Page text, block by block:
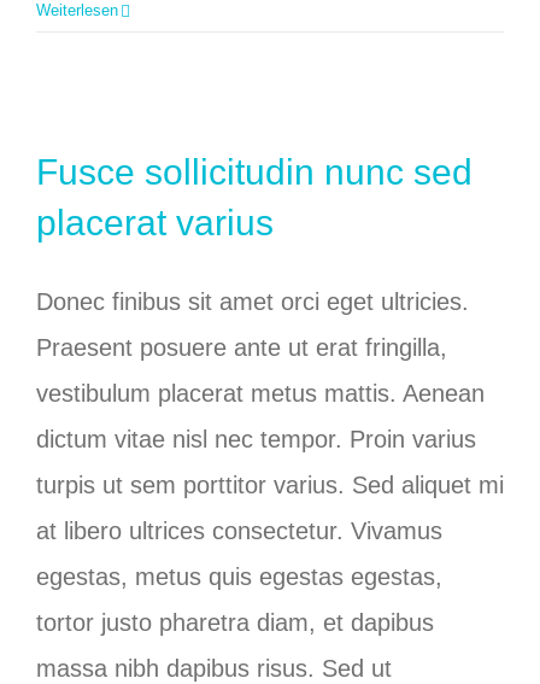
Weiterlesen
Fusce sollicitudin nunc sed
placerat varius
Donec finibus sit amet orci eget ultricies.
Praesent posuere ante ut erat fringilla,
vestibulum placerat metus mattis. Aenean
dictum vitae nisl nec tempor. Proin varius
turpis ut sem porttitor varius. Sed aliquet mi
at libero ultrices consectetur. Vivamus
egestas, metus quis egestas egestas,
tortor justo pharetra diam, et dapibus
massa nibh dapibus risus. Sed ut